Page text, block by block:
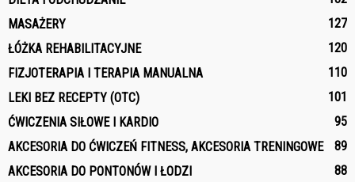
MASAŻERY
127
ŁÓŻKA REHABILITACYJNE
120
FIZJOTERAPIA I TERAPIA MANUALNA
110
LEKI BEZ RECEPTY (OTC)
101
ĆWICZENIA SIŁOWE I KARDIO
95
AKCESORIA DO ĆWICZEŃ FITNESS, AKCESORIA TRENINGOWE
89
AKCESORIA DO PONTONÓW I ŁODZI
88